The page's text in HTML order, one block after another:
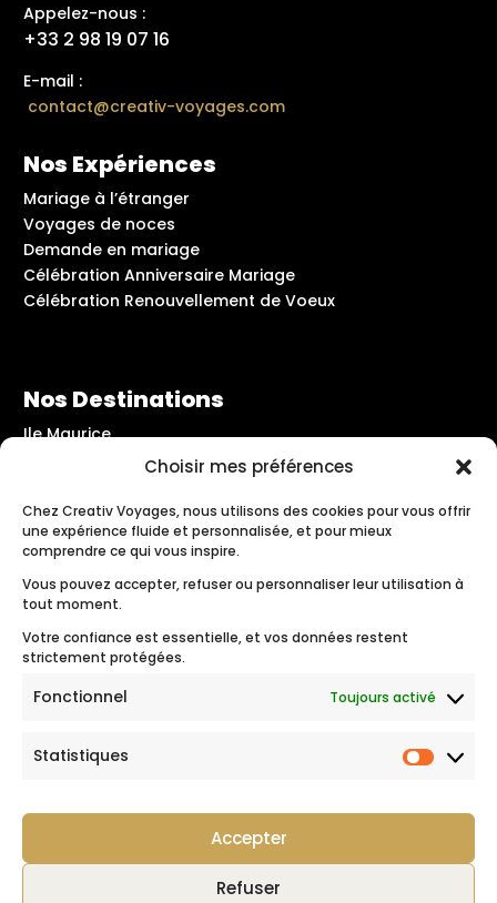
Choisir mes préférences
Chez Creativ Voyages, nous utilisons des cookies pour vous offrir
une expérience fluide et personnalisée, et pour mieux
comprendre ce qui vous inspire.
Vous pouvez accepter, refuser ou personnaliser leur utilisation à
tout moment.
Votre confiance est essentielle, et vos données restent
strictement protégées.
Fonctionnel Toujours activé
Statistiques
Accepter
Refuser
Appelez-nous :
+33 2 98 19 07 16
E-mail :
contact@creativ-voyages.com
Nos Expériences
Mariage à l’étranger
Voyages de noces
Demande en mariage
Célébration Anniversaire Mariage
Célébration Renouvellement de Voeux
Nos Destinations
Ile Maurice
Crète – Grèce
Santorin – Grèce
Rhodes – Grèce
Les Pouilles – Italie
Polynésie Française
Suivez-nous
Mentions légales|Politique de données|CGV